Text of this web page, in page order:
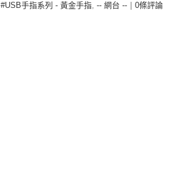
#USB手指系列 - 黃金手指, -- 網台 -- 0條評論